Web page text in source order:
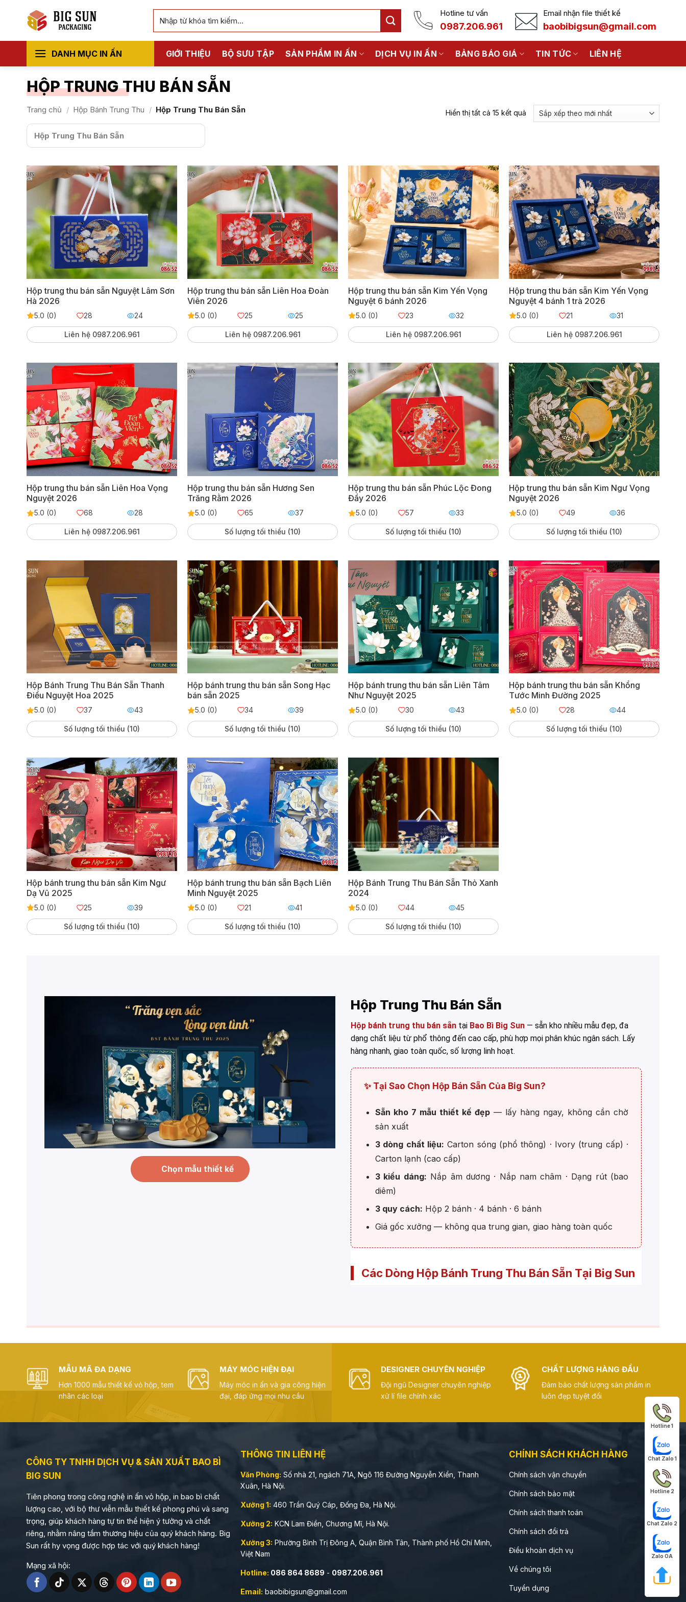
Hotline 1
Chat Zalo 1
Hotline 2
Chat Zalo 2
Zalo OA
dung
kiếm:
Hotline tư vấn
0987.206.961
Email nhận file thiết kế
baobibigsun@gmail.com
DANH MỤC IN ẤN GIỚI THIỆU BỘ SƯU TẬP SẢN PHẨM IN ẤN DỊCH VỤ IN ẤN BẢNG BÁO GIÁ TIN TỨC LIÊN HỆ
HỘP TRUNG THU BÁN SẴN
Trang chủ / Hộp Bánh Trung Thu / Hộp Trung Thu Bán Sẵn Hiển thị tất cả 15 kết quảĐã
sắp
nhất
Hộp trung thu bán sẵn Nguyệt Lâm Sơn
Hà 2026
5.0 (0) 28 24
Liên hệ 0987.206.961
Hộp trung thu bán sẵn Liên Hoa Đoàn
Viên 2026
5.0 (0) 25 25
Liên hệ 0987.206.961
Hộp trung thu bán sẵn Kim Yến Vọng
Nguyệt 6 bánh 2026
5.0 (0) 23 32
Liên hệ 0987.206.961
Hộp trung thu bán sẵn Kim Yến Vọng
Nguyệt 4 bánh 1 trà 2026
5.0 (0) 21 31
Liên hệ 0987.206.961
Hộp trung thu bán sẵn Liên Hoa Vọng
Nguyệt 2026
5.0 (0) 68 28
Liên hệ 0987.206.961
Hộp trung thu bán sẵn Hương Sen
Trăng Rằm 2026
5.0 (0) 65 37
Số lượng tối thiểu (10)
Hộp trung thu bán sẵn Phúc Lộc Đong
Đầy 2026
5.0 (0) 57 33
Số lượng tối thiểu (10)
Hộp trung thu bán sẵn Kim Ngư Vọng
Nguyệt 2026
5.0 (0) 49 36
Số lượng tối thiểu (10)
Hộp Bánh Trung Thu Bán Sẵn Thanh
Điểu Nguyệt Hoa 2025
5.0 (0) 37 43
Số lượng tối thiểu (10)
Hộp bánh trung thu bán sẵn Song Hạc
bán sẵn 2025
5.0 (0) 34 39
Số lượng tối thiểu (10)
Hộp bánh trung thu bán sẵn Liên Tâm
Như Nguyệt 2025
5.0 (0) 30 43
Số lượng tối thiểu (10)
Hộp bánh trung thu bán sẵn Khổng
Tước Minh Đường 2025
5.0 (0) 28 44
Số lượng tối thiểu (10)
Hộp bánh trung thu bán sẵn Kim Ngư
Dạ Vũ 2025
5.0 (0) 25 39
Số lượng tối thiểu (10)
Hộp bánh trung thu bán sẵn Bạch Liên
Minh Nguyệt 2025
5.0 (0) 21 41
Số lượng tối thiểu (10)
Hộp Bánh Trung Thu Bán Sẵn Thỏ Xanh
2024
5.0 (0) 44 45
Số lượng tối thiểu (10)
Chọn mẫu thiết kế
Hộp Trung Thu Bán Sẵn
Hộp bánh trung thu bán sẵn tại Bao Bì Big Sun — sẵn kho nhiều mẫu đẹp, đa
dạng chất liệu từ phổ thông đến cao cấp, phù hợp mọi phân khúc ngân sách. Lấy
hàng nhanh, giao toàn quốc, số lượng linh hoạt.
✨ Tại Sao Chọn Hộp Bán Sẵn Của Big Sun?
Sẵn kho 7 mẫu thiết kế đẹp — lấy hàng ngay, không cần chờ
sản xuất
3 dòng chất liệu: Carton sóng (phổ thông) · Ivory (trung cấp) ·
Carton lạnh (cao cấp)
3 kiểu dáng: Nắp âm dương · Nắp nam châm · Dạng rút (bao
diêm)
3 quy cách: Hộp 2 bánh · 4 bánh · 6 bánh
Giá gốc xưởng — không qua trung gian, giao hàng toàn quốc
Các Dòng Hộp Bánh Trung Thu Bán Sẵn Tại Big Sun
nhau. Tất cả đều có sẵn kho tại Hà Nội và TP.HCM, giao hàng toàn quốc.
CHẤT
LIỆU
ĐẶC ĐIỂM PHÙ HỢP VỚI
CÓ SẴN
Carton
Nhẹ, chắc, giá
Bánh phân phối đại
Âm dương,
cấp, quà tặng khách
rút bao diêm
Carton
Cứng, chắc, sang
tặng VIP, khách sạn
3 Kiểu Dáng Hộp Bánh Trung Thu Bán Sẵn
dụng, phù hợp cho cả bán lẻ lẫn phân phối sỉ. Có ở cả 3 dòng chất liệu,
MẪU MÃ ĐA DẠNG
Hơn 1000 mẫu thiết kế vỏ hộp, tem
nhãn các loại
MÁY MÓC HIỆN ĐẠI
Máy móc in ấn và gia công hiện
đại, đáp ứng mọi nhu cầu
DESIGNER CHUYÊN NGHIỆP
Đội ngũ Designer chuyên nghiệp
xử lí file chính xác
CHẤT LƯỢNG HÀNG ĐẦU
Đảm bảo chất lượng sản phẩm in
luôn đẹp tuyệt đối
CÔNG TY TNHH DỊCH VỤ & SẢN XUẤT BAO BÌ
BIG SUN
Tiên phong trong công nghệ in ấn vỏ hộp, in bao bì chất
lượng cao, với bộ thư viễn mẫu thiết kế phong phú và sang
trọng, giúp khách hàng tự tin thể hiện ý tưởng và chất
riêng, nhằm nâng tầm thương hiệu của quý khách hàng. Big
Sun rất hy vọng được hợp tác với quý khách hàng!
Mạng xã hội:
THÔNG TIN LIÊN HỆ
Văn Phòng: Số nhà 21, ngách 71A, Ngõ 116 Đường Nguyễn Xiển, Thanh
Xuân, Hà Nội.
Xưởng 1: 460 Trần Quý Cáp, Đống Đa, Hà Nội.
Xưởng 2: KCN Lam Điền, Chương Mĩ, Hà Nội.
Xưởng 3: Phường Bình Trị Đông A, Quận Bình Tân, Thành phố Hồ Chí Minh,
Việt Nam
Hotline: 086 864 8689 - 0987.206.961
Email: baobibigsun@gmail.com
CHÍNH SÁCH KHÁCH HÀNG
Chính sách vận chuyển
Chính sách bảo mật
Chính sách thanh toán
Chính sách đổi trả
Điều khoản dịch vụ
Về chúng tôi
Tuyển dụng